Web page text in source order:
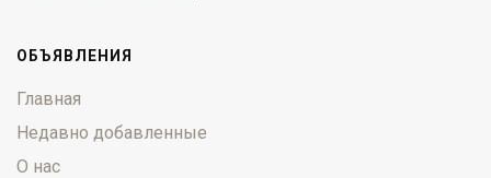
ОБЪЯВЛЕНИЯ
Главная
Недавно добавленные
О нас